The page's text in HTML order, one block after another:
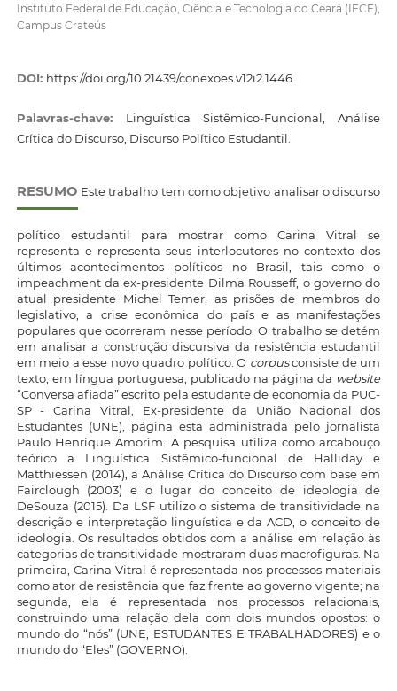
Instituto Federal de Educação, Ciência e Tecnologia do Ceará (IFCE),
Campus Crateús
DOI: https://doi.org/10.21439/conexoes.v12i2.1446
Palavras-chave: Linguística Sistêmico-Funcional, Análise
Crítica do Discurso, Discurso Político Estudantil.
RESUMO Este trabalho tem como objetivo analisar o discurso
político estudantil para mostrar como Carina Vitral se
representa e representa seus interlocutores no contexto dos
últimos acontecimentos políticos no Brasil, tais como o
impeachment da ex-presidente Dilma Rousseff, o governo do
atual presidente Michel Temer, as prisões de membros do
legislativo, a crise econômica do país e as manifestações
populares que ocorreram nesse período. O trabalho se detém
em analisar a construção discursiva da resistência estudantil
em meio a esse novo quadro político. O corpusconsiste de um
texto, em língua portuguesa, publicado na página da website
“Conversa afiada” escrito pela estudante de economia da PUC-
SP - Carina Vitral, Ex-presidente da União Nacional dos
Estudantes (UNE), página esta administrada pelo jornalista
Paulo Henrique Amorim. A pesquisa utiliza como arcabouço
teórico a Linguística Sistêmico-funcional de Halliday e
Matthiessen (2014), a Análise Crítica do Discurso com base em
Fairclough (2003) e o lugar do conceito de ideologia de
DeSouza (2015). Da LSF utilizo o sistema de transitividade na
descrição e interpretação linguística e da ACD, o conceito de
ideologia. Os resultados obtidos com a análise em relação às
categorias de transitividade mostraram duas macrofiguras. Na
primeira, Carina Vitral é representada nos processos materiais
como ator de resistência que faz frente ao governo vigente; na
segunda, ela é representada nos processos relacionais,
construindo uma relação dela com dois mundos opostos: o
mundo do “nós” (UNE, ESTUDANTES E TRABALHADORES) e o
mundo do “Eles” (GOVERNO).